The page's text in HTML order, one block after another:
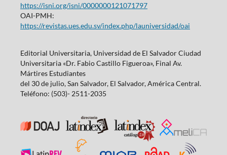
https://isni.org/isni/0000000121071797
OAI-PMH:
https://revistas.ues.edu.sv/index.php/launiversidad/oai
Editorial Universitaria, Universidad de El Salvador Ciudad
Universitaria «Dr. Fabio Castillo Figueroa», Final Av.
Mártires Estudiantes
del 30 de julio, San Salvador, El Salvador, América Central.
Teléfono: (503)- 2511-2035